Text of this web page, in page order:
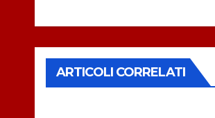
ARTICOLI CORRELATI